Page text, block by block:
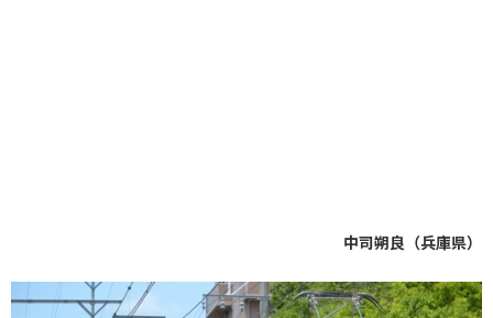
中司朔良（兵庫県）